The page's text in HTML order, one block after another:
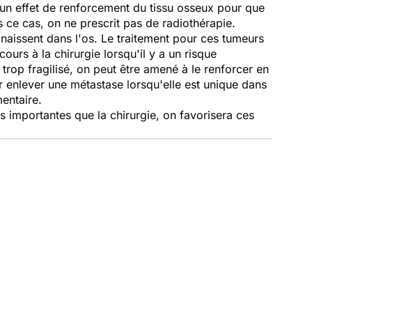
effet de renforcement du tissu osseux pour que
cas, on ne prescrit pas de radiothérapie.
dans l'os. Le traitement pour ces tumeurs
à la chirurgie lorsqu'il y a un risque
fragilisé, on peut être amené à le renforcer en
une métastase lorsqu'elle est unique dans
importantes que la chirurgie, on favorisera ces